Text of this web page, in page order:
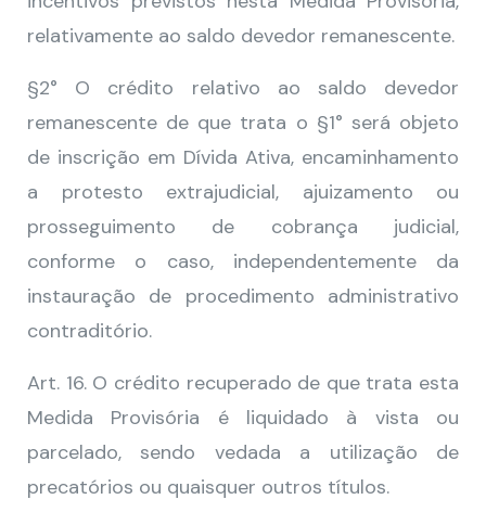
relativamente ao saldo devedor remanescente.
§2° O crédito relativo ao saldo devedor
remanescente de que trata o §1° será objeto
de inscrição em Dívida Ativa, encaminhamento
a protesto extrajudicial, ajuizamento ou
prosseguimento de cobrança judicial,
conforme o caso, independentemente da
instauração de procedimento administrativo
contraditório.
Art. 16. O crédito recuperado de que trata esta
Medida Provisória é liquidado à vista ou
parcelado, sendo vedada a utilização de
precatórios ou quaisquer outros títulos.